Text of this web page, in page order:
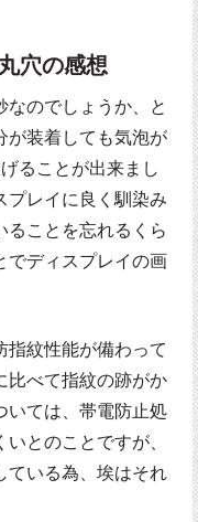
穴の感想
なのでしょうか、と
が装着しても気泡が
ることが出来まし
プレイに良く馴染み
ることを忘れるくら
でディスプレイの画
指紋性能が備わって
比べて指紋の跡がか
いては、帯電防止処
とのことですが、
ている為、埃はそれ